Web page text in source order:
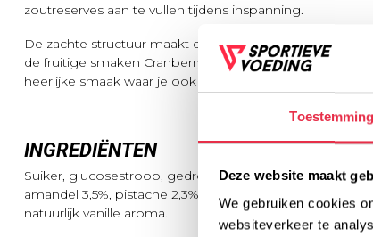
Toestemming
Deze website maakt
We gebruiken cookies
websiteverkeer te
zoutreserves aan te vullen tijdens inspanning.
De zachte structuur maakt de reep gemakkelijk te eten,
de fruitige smaken Cranberry en Papaya, biedt deze
heerlijke smaak waar je ook buiten het sporten van wilt
INGREDIËNTEN
Suiker, glucosestroop, gedroogde papaja 16,3% (papaja
amandel 3,5%, pistache 2,3%, honing, fructose,
natuurlijk vanille aroma.